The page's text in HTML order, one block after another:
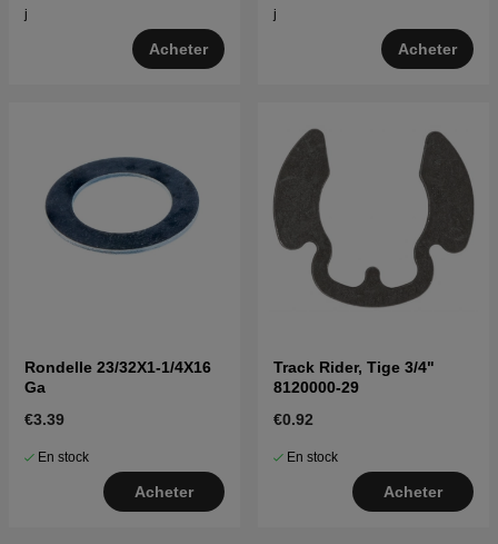
j
Acheter
j
Acheter
Rondelle 23/32X1-1/4X16
Ga
€3.39
En stock
Acheter
Track Rider, Tige 3/4"
8120000-29
€0.92
En stock
Acheter